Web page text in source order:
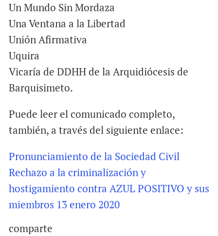
Un Mundo Sin Mordaza
Una Ventana a la Libertad
Unión Afirmativa
Uquira
Vicaría de DDHH de la Arquidiócesis de
Barquisimeto.
Puede leer el comunicado completo,
también, a través del siguiente enlace:
Pronunciamiento de la Sociedad Civil
Rechazo a la criminalización y
hostigamiento contra AZUL POSITIVO y sus
miembros 13 enero 2020
comparte